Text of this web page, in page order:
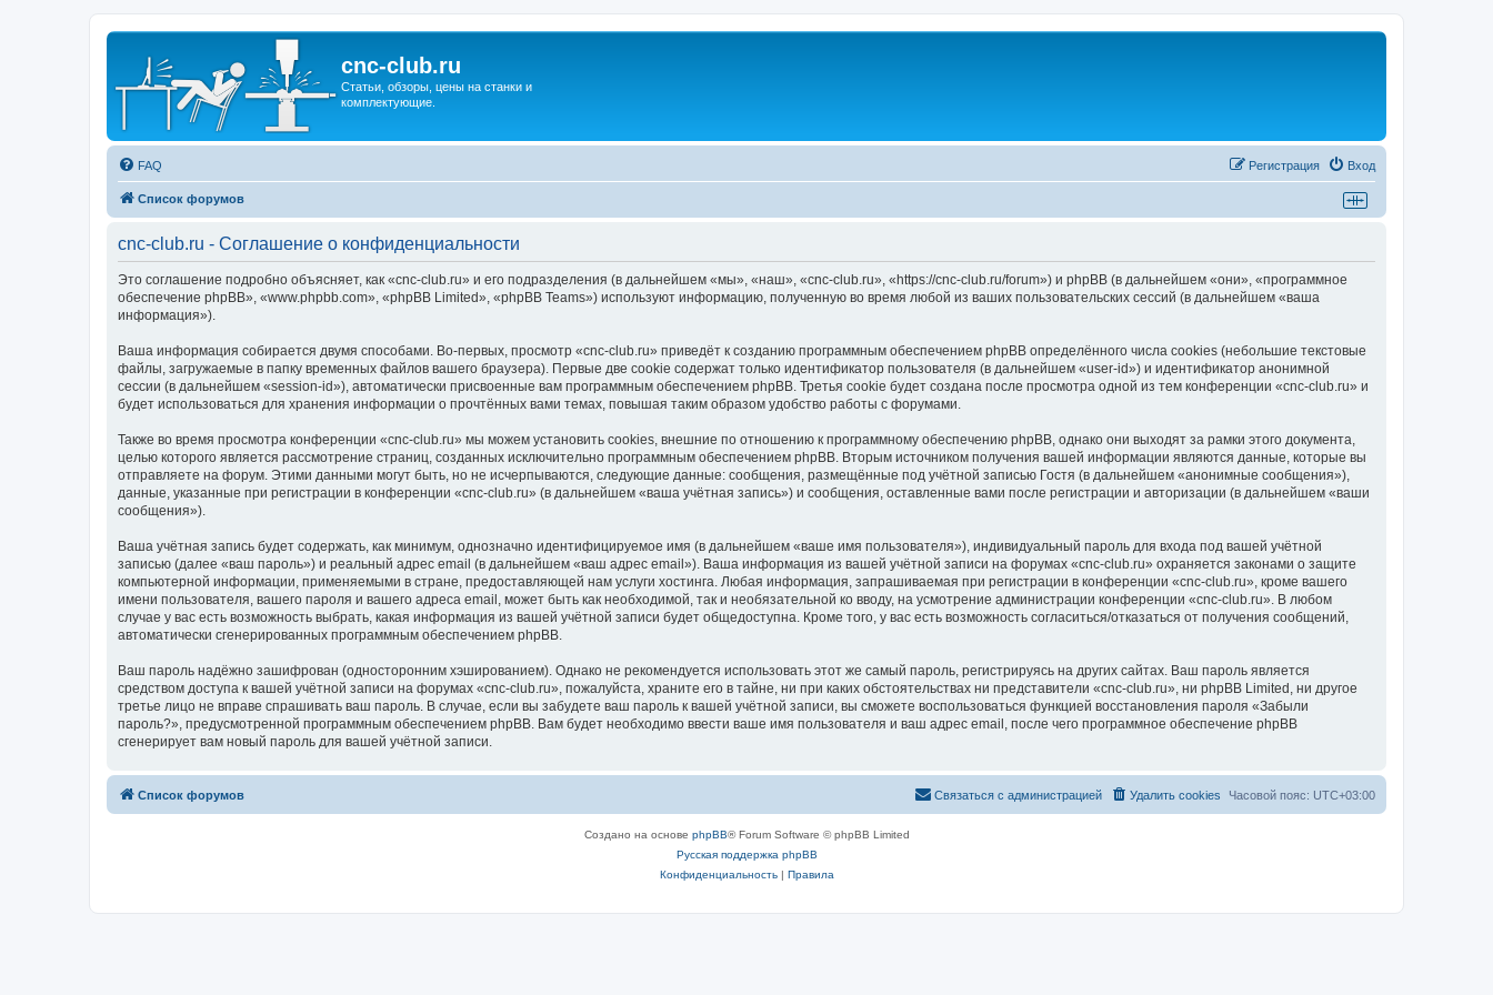
cnc-club.ru
Статьи, обзоры, цены на станки и
комплектующие.
FAQ Вход
Регистрация
Список форумов
cnc-club.ru - Соглашение о конфиденциальности
Это соглашение подробно объясняет, как «cnc-club.ru» и его подразделения (в дальнейшем «мы», «наш», «cnc-club.ru», «https://cnc-club.ru/forum») и phpBB (в дальнейшем «они», «программное
обеспечение phpBB», «www.phpbb.com», «phpBB Limited», «phpBB Teams») используют информацию, полученную во время любой из ваших пользовательских сессий (в дальнейшем «ваша
информация»).
Ваша информация собирается двумя способами. Во-первых, просмотр «cnc-club.ru» приведёт к созданию программным обеспечением phpBB определённого числа cookies (небольшие текстовые
файлы, загружаемые в папку временных файлов вашего браузера). Первые две cookie содержат только идентификатор пользователя (в дальнейшем «user-id») и идентификатор анонимной
сессии (в дальнейшем «session-id»), автоматически присвоенные вам программным обеспечением phpBB. Третья cookie будет создана после просмотра одной из тем конференции «cnc-club.ru» и
будет использоваться для хранения информации о прочтённых вами темах, повышая таким образом удобство работы с форумами.
Также во время просмотра конференции «cnc-club.ru» мы можем установить cookies, внешние по отношению к программному обеспечению phpBB, однако они выходят за рамки этого документа,
целью которого является рассмотрение страниц, созданных исключительно программным обеспечением phpBB. Вторым источником получения вашей информации являются данные, которые вы
отправляете на форум. Этими данными могут быть, но не исчерпываются, следующие данные: сообщения, размещённые под учётной записью Гостя (в дальнейшем «анонимные сообщения»),
данные, указанные при регистрации в конференции «cnc-club.ru» (в дальнейшем «ваша учётная запись») и сообщения, оставленные вами после регистрации и авторизации (в дальнейшем «ваши
сообщения»).
Ваша учётная запись будет содержать, как минимум, однозначно идентифицируемое имя (в дальнейшем «ваше имя пользователя»), индивидуальный пароль для входа под вашей учётной
записью (далее «ваш пароль») и реальный адрес email (в дальнейшем «ваш адрес email»). Ваша информация из вашей учётной записи на форумах «cnc-club.ru» охраняется законами о защите
компьютерной информации, применяемыми в стране, предоставляющей нам услуги хостинга. Любая информация, запрашиваемая при регистрации в конференции «cnc-club.ru», кроме вашего
имени пользователя, вашего пароля и вашего адреса email, может быть как необходимой, так и необязательной ко вводу, на усмотрение администрации конференции «cnc-club.ru». В любом
случае у вас есть возможность выбрать, какая информация из вашей учётной записи будет общедоступна. Кроме того, у вас есть возможность согласиться/отказаться от получения сообщений,
автоматически сгенерированных программным обеспечением phpBB.
Ваш пароль надёжно зашифрован (односторонним хэшированием). Однако не рекомендуется использовать этот же самый пароль, регистрируясь на других сайтах. Ваш пароль является
средством доступа к вашей учётной записи на форумах «cnc-club.ru», пожалуйста, храните его в тайне, ни при каких обстоятельствах ни представители «cnc-club.ru», ни phpBB Limited, ни другое
третье лицо не вправе спрашивать ваш пароль. В случае, если вы забудете ваш пароль к вашей учётной записи, вы сможете воспользоваться функцией восстановления пароля «Забыли
пароль?», предусмотренной программным обеспечением phpBB. Вам будет необходимо ввести ваше имя пользователя и ваш адрес email, после чего программное обеспечение phpBB
сгенерирует вам новый пароль для вашей учётной записи.
Список форумов Часовой пояс: UTC+03:00
Удалить cookies
Связаться с администрацией
Создано на основе phpBB® Forum Software © phpBB Limited
Русская поддержка phpBB
Конфиденциальность| Правила